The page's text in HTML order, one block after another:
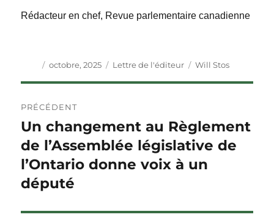
Rédacteur en chef, Revue parlementaire canadienne
Auteur
Publié
octobre, 2025 Catégories
Lettre de l'éditeur Étiquettes
Will Stos
de
l'article
PRÉCÉDENT
Article
précédent :
Un changement au Règlement
de l’Assemblée législative de
l’Ontario donne voix à un
député